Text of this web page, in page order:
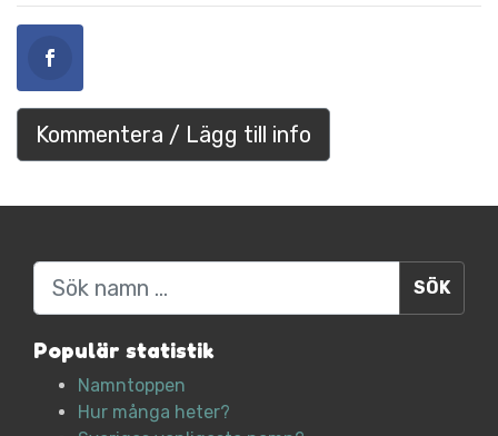
Kommentera / Lägg till info
Sök
Populär statistik
Namntoppen
Hur många heter?